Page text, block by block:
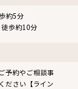
約5分
歩約10分
予約やご相談事
ださい【ライン